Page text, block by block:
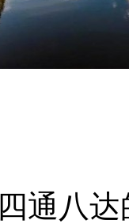
八达